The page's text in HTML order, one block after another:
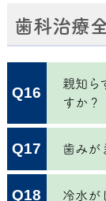
歯科治療
Q16
親知ら
すか？
Q17 歯みが
Q18 冷水が